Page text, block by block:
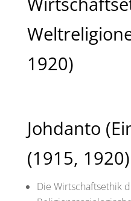
1920)
Johdanto
(1915, 1920)
Die Wirtschaftsethik